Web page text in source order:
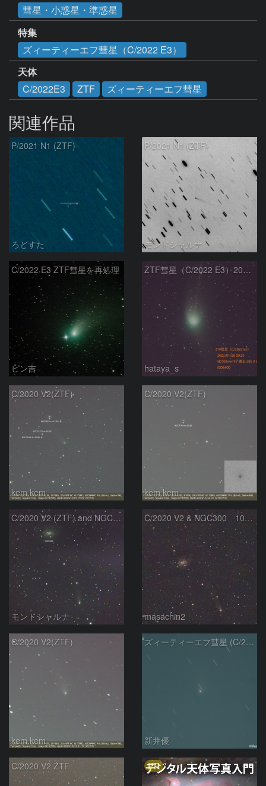
彗星・小惑星・準惑星
特集
ズィーティーエフ彗星（C/2022 E3）
天体
C/2022E3
ZTF ズィーティーエフ彗星
関連作品
P/2021 N1 (ZTF)
ろどすた
P/2021 N1 (ZTF)
モンドシャルナ
C/2022 E3 ZTF彗星を再処理
ピン吉
ZTF彗星（C/2022 E3）2023/01/26
hataya_s
C/2020 V2(ZTF)
kem.kem
C/2020 V2(ZTF)
kem.kem
C/2020 V2 (ZTF) and NGC300
モンドシャルナ
C/2020 V2 & NGC300 10/15
masachin2
C/2020 V2(ZTF)
kem.kem
ズィーティーエフ彗星 (C/2020V2)：202309/12
新井優
C/2020 V2 ZTF PR